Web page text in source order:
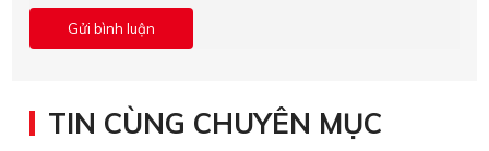
TIN CÙNG CHUYÊN MỤC